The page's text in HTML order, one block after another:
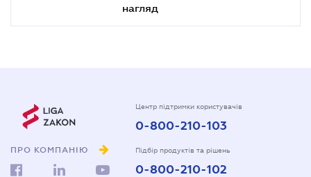
нагляд
ПРО КОМПАНІЮ
Центр підтримки користувачів
0-800-210-103
Підбір продуктів та рішень
0-800-210-102